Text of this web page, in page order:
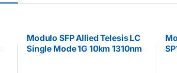
Modulo SFP Allied Telesis LC
Single Mode 1G 10km 1310nm